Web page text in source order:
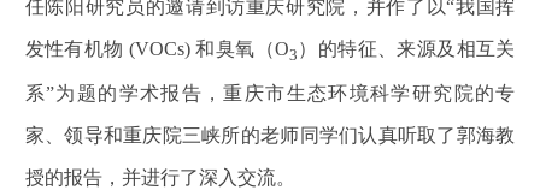
任陈阳研究员的邀请到访重庆研究院，并作了以“我国挥
发性有机物 (VOCs)和臭氧（O3 ）的特征、来源及相互关
系”为题的学术报告，重庆市生态环境科学研究院的专
家、领导和重庆院三峡所的老师同学们认真听取了郭海教
授的报告，并进行了深入交流。